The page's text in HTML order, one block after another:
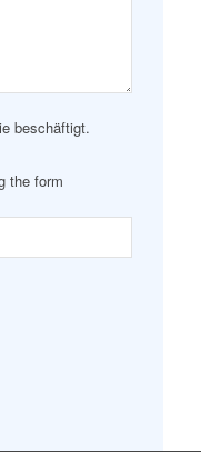
beschäftigt.
the form